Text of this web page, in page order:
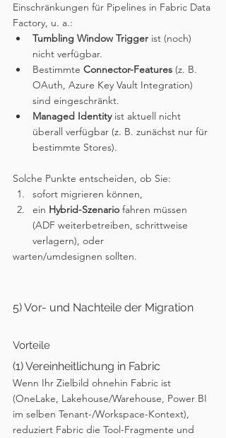
Einschränkungen für Pipelines in Fabric Data
Factory, u. a.:
Tumbling Window Trigger ist (noch)
nicht verfügbar.
Bestimmte Connector-Features (z. B.
OAuth, Azure Key Vault Integration)
sind eingeschränkt.
Managed Identity ist aktuell nicht
überall verfügbar (z. B. zunächst nur für
bestimmte Stores).
Solche Punkte entscheiden, ob Sie:
sofort migrieren können,
ein Hybrid-Szenario fahren müssen
(ADF weiterbetreiben, schrittweise
verlagern), oder
warten/umdesignen sollten.
5) Vor- und Nachteile der Migration
Vorteile
(1) Vereinheitlichung in Fabric
Wenn Ihr Zielbild ohnehin Fabric ist
(OneLake, Lakehouse/Warehouse, Power BI
im selben Tenant-/Workspace-Kontext),
reduziert Fabric die Tool-Fragmente und